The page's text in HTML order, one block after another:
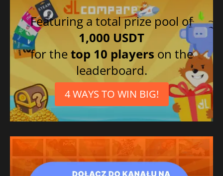
Espanhol
Chinês simplificado
Português brasileiro
Alemão
Húngaro
Japonês
Francês
Norueguês
Sueco
Featuring a total prize pool of
1,000 USDT
for thetop 10 players on the
leaderboard.
4 WAYS TO WIN BIG!